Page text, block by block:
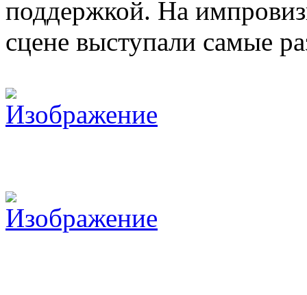
поддержкой. На
сцене выступали самые